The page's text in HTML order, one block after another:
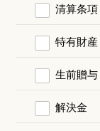
清算条項
特有財産
生前贈与
解決金